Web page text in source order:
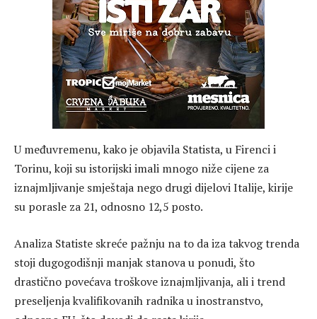
U međuvremenu, kako je objavila Statista, u Firenci i
Torinu, koji su istorijski imali mnogo niže cijene za
iznajmljivanje smještaja nego drugi dijelovi Italije, kirije
su porasle za 21, odnosno 12,5 posto.
Analiza Statiste skreće pažnju na to da iza takvog trenda
stoji dugogodišnji manjak stanova u ponudi, što
drastično povećava troškove iznajmljivanja, ali i trend
preseljenja kvalifikovanih radnika u inostranstvo,